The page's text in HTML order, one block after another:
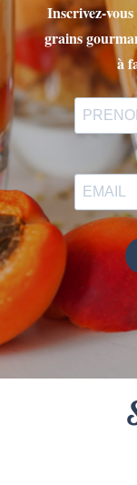
Inscrivez-
grains
à